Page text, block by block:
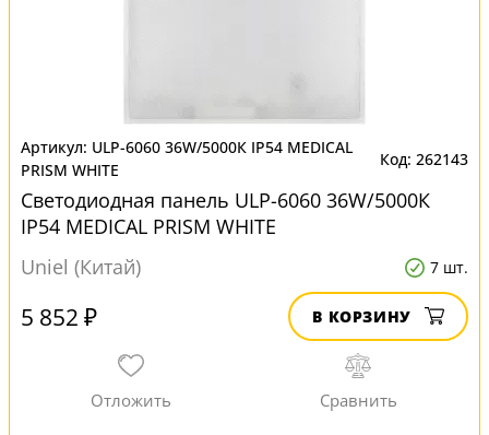
ULP-6060 36W/5000К IP54 MEDICAL
PRISM WHITE
262143
Светодиодная панель ULP-6060 36W/5000К
IP54 MEDICAL PRISM WHITE
Uniel (Китай)
7 шт.
5 852 ₽ В КОРЗИНУ